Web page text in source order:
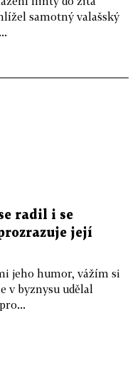
samotný valašský
radil i se
její
jeho humor, vážím si
v byznysu udělal